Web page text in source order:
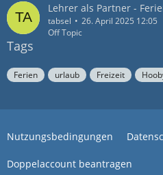
Lehrer als Partner -
tabsel
26. April 2025 12:05
Off Topic
Tags
Ferien urlaub Freizeit
Nutzungsbedingungen
Doppelaccount beantragen